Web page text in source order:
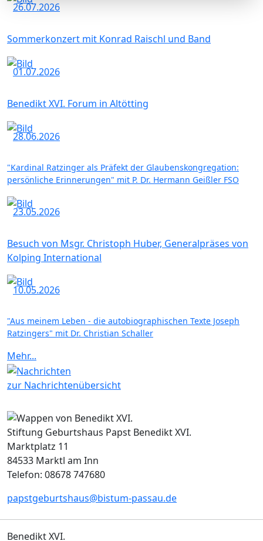
26.07.2026
Sommerkonzert mit Konrad Raischl und Band
01.07.2026
Benedikt XVI. Forum in Altötting
28.06.2026
"Kardinal Ratzinger als Präfekt der Glaubenskongregation:
persönliche Erinnerungen" mit P. Dr. Hermann Geißler FSO
23.05.2026
Besuch von Msgr. Christoph Huber, Generalpräses von
Kolping International
10.05.2026
"Aus meinem Leben - die autobiographischen Texte Joseph
Ratzingers" mit Dr. Christian Schaller
Mehr...
zur Nachrichtenübersicht
Stiftung Geburtshaus Papst Benedikt XVI.
Marktplatz 11
84533 Marktl am Inn
Telefon: 08678 747680
papstgeburtshaus@bistum-passau.de
Benedikt XVI.